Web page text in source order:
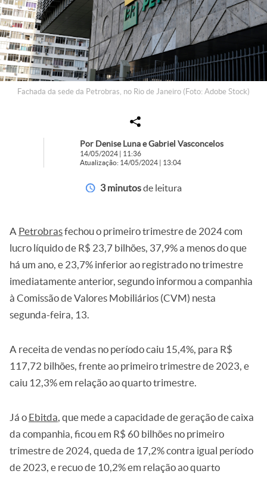
Fachada da sede da Petrobras, no Rio de Janeiro (Foto: Adobe Stock)
Por Denise Luna e Gabriel Vasconcelos
14/05/2024 | 11:36
Atualização: 14/05/2024 | 13:04
3 minutosde leitura
A Petrobrasfechou o primeiro trimestre de 2024 com
lucro líquido de R$ 23,7 bilhões, 37,9% a menos do que
há um ano, e 23,7% inferior ao registrado no trimestre
imediatamente anterior, segundo informou a companhia
à Comissão de Valores Mobiliários (CVM) nesta
segunda-feira, 13.
A receita de vendas no período caiu 15,4%, para R$
117,72 bilhões, frente ao primeiro trimestre de 2023, e
caiu 12,3% em relação ao quarto trimestre.
Já o Ebitda , que mede a capacidade de geração de caixa
da companhia, ficou em R$ 60 bilhões no primeiro
trimestre de 2024, queda de 17,2% contra igual período
de 2023, e recuo de 10,2% em relação ao quarto